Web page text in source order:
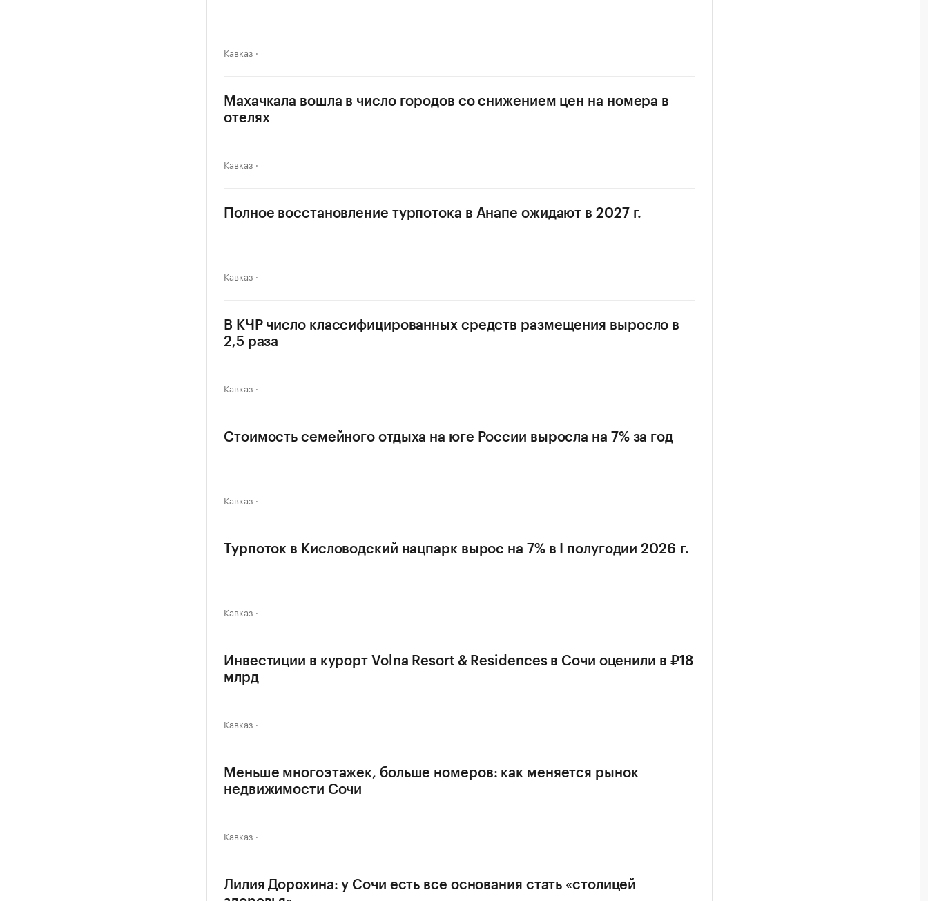
Кавказ
Махачкала вошла в число городов со снижением цен на номера в
отелях
Кавказ
Полное восстановление турпотока в Анапе ожидают в 2027 г.
Кавказ
В КЧР число классифицированных средств размещения выросло в
2,5 раза
Кавказ
Стоимость семейного отдыха на юге России выросла на 7% за год
Кавказ
Турпоток в Кисловодский нацпарк вырос на 7% в I полугодии 2026 г.
Кавказ
Инвестиции в курорт Volna Resort & Residences в Сочи оценили в ₽18
млрд
Кавказ
Меньше многоэтажек, больше номеров: как меняется рынок
недвижимости Сочи
Кавказ
Лилия Дорохина: у Сочи есть все основания стать «столицей